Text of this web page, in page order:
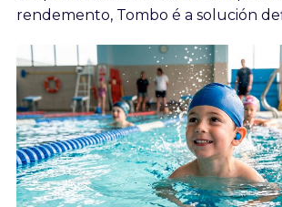
rendemento, Tombo é a solución